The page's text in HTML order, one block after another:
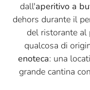
dall'aperitivo a
dehors durante il
del ristorante al
qualcosa di
enoteca: una
grande cantina